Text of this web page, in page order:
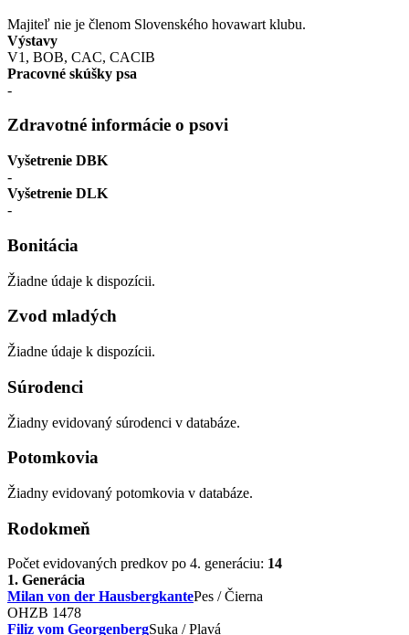
Majiteľ nie je členom Slovenského hovawart klubu.
Výstavy
V1, BOB, CAC, CACIB
Pracovné skúšky psa
-
Zdravotné informácie o psovi
Vyšetrenie DBK
-
Vyšetrenie DLK
-
Bonitácia
Žiadne údaje k dispozícii.
Zvod mladých
Žiadne údaje k dispozícii.
Súrodenci
Žiadny evidovaný súrodenci v databáze.
Potomkovia
Žiadny evidovaný potomkovia v databáze.
Rodokmeň
Počet evidovaných predkov po 4. generáciu: 14
1. Generácia
Milan von der HausbergkantePes / Čierna
OHZB 1478
Filiz vom GeorgenbergSuka / Plavá